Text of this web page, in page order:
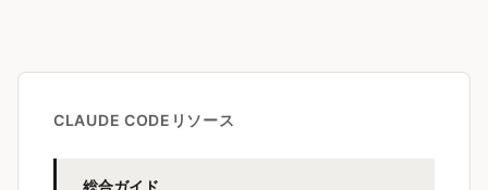
CLAUDE CODEリソース